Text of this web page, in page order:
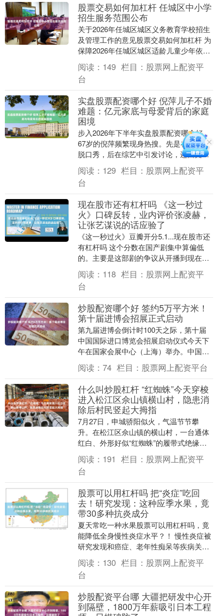
股票交易如何加杠杆 任城区中小学
招生服务范围公布
关于2026年任城区城区义务教育学校招生
及管理工作的意见股票交易如何加杠杆 为
保障2026年任城区城区适龄儿童少年依法
接受义务教育权利，根据国家省市义务教
育学校....
阅读： 149 栏目： 股票网上配资平
台
实盘股票配资哪个好 倪萍儿子不婚
难题：亿元家底与母爱背后的家庭
困境
步入2026年下半年实盘股票配资哪个好，
67岁的倪萍频繁现身热搜。先是在春晚讲
脱口秀，后在综艺中引发讨论，还因丈夫
的作品受到关注。然而，只要话题转到儿
子身上，这....
阅读： 129 栏目： 股票网上配资平
台
现在股市还有杠杆吗 《这一秒过
火》口碑反转，业内评价张凌赫，
让张艺谋说的话应验了
《这一秒过火》豆瓣开分5.1...现在股市还
有杠杆吗 这个分数在国产剧集中算偏低
的。主要是这部剧的争议从开播到现在持
续不止。 短剧滤镜、粗糙的画面质感加上
零碎的....
阅读： 118 栏目： 股票网上配资平
台
炒股配资哪个好 签约5万平方米！
第十届进博会招展正式启动
第九届进博会倒计时100天之际，第十届
中国国际进口博览会招展启动仪式今天下
午在国家会展中心（上海）举办。中国国
际进口博览局党委书记、副局长吴政平，
国家会展中心（....
阅读： 74 栏目： 股票网上配资平台
什么叫炒股杠杆 “红蜘蛛”今天穿梭
进入松江区佘山镇横山村，隐患消
除后村民竖起大拇指
7月27日，申城骄阳似火，气温节节攀
升。在松江区佘山镇的横山村，一台通体
红白、外形好似“红蜘蛛”的履带式绝缘斗
臂车，灵活地穿梭于村间狭小道路和茂密
树林间，最终稳....
阅读： 191 栏目： 股票网上配资平
台
股票可以用杠杆吗 把“炎症”吃回
去！研究发现：这种应季水果，竟
带30多种抗炎成分
夏天常吃一种水果股票可以用杠杆吗，竟
能降低全身慢性炎症水平？！ 慢性炎症被
研究发现和癌症、老年性痴呆等疾病关系
密切！ 这种水果你吃过吗？ 这种大量上市
的水果，竟....
阅读： 130 栏目： 股票网上配资平
台
炒股配资平台哪 大疆把研发中心开
到隔壁，1800万年薪吸引日本工程